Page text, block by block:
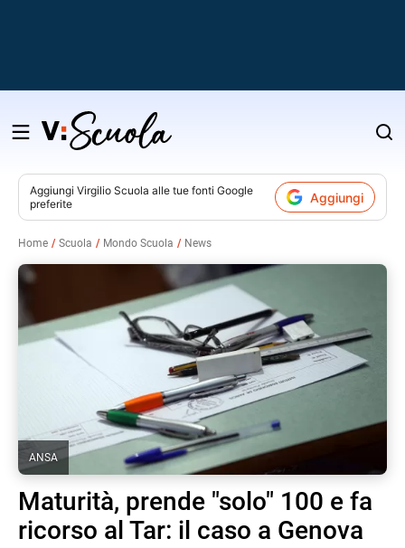
Salta
contenuto
Aggiungi Virgilio Scuola alle tue fonti Google
preferite
Aggiungi
Home Scuola Mondo Scuola News
ANSA
Maturità, prende "solo" 100 e fa
ricorso al Tar: il caso a Genova